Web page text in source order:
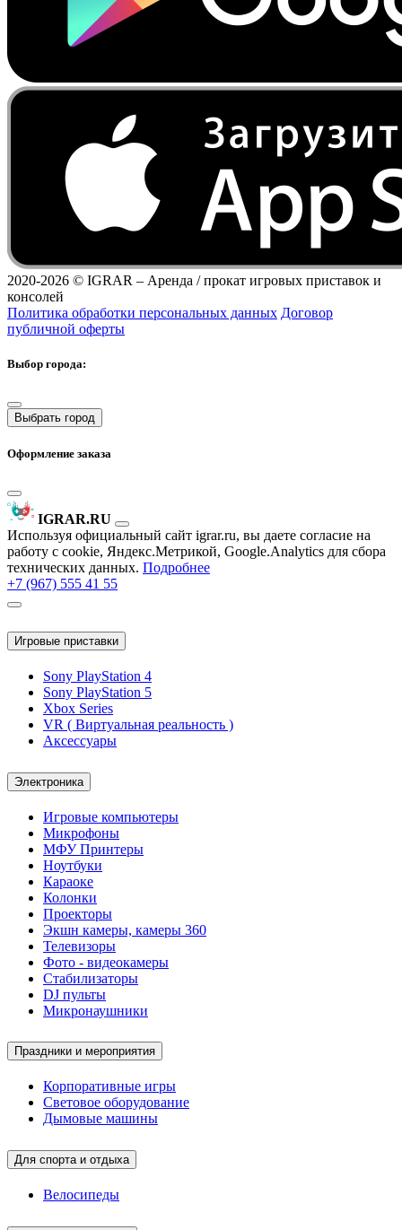
2020-2026 © IGRAR – Аренда / прокат игровых приставок и
консолей
Политика обработки персональных данных Договор
публичной оферты
Выбор города:
Выбрать город
Оформление заказа
IGRAR.RU
Используя официальный сайт igrar.ru, вы даете согласие на
работу с cookie, Яндекс.Метрикой, Google.Analytics для сбора
технических данных. Подробнее
+7 (967) 555 41 55
Игровые приставки
Sony PlayStation 4
Sony PlayStation 5
Xbox Series
VR ( Виртуальная реальность )
Аксессуары
Электроника
Игровые компьютеры
Микрофоны
МФУ Принтеры
Ноутбуки
Караоке
Колонки
Проекторы
Экшн камеры, камеры 360
Телевизоры
Фото - видеокамеры
Стабилизаторы
DJ пульты
Микронаушники
Праздники и мероприятия
Корпоративные игры
Световое оборудование
Дымовые машины
Для спорта и отдыха
Велосипеды